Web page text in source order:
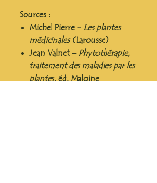
Sources :
Michel Pierre – Les plantes
médicinales(Larousse)
Jean Valnet – Phytothérapie,
traitement des maladies par les
plantes, éd. Maloine